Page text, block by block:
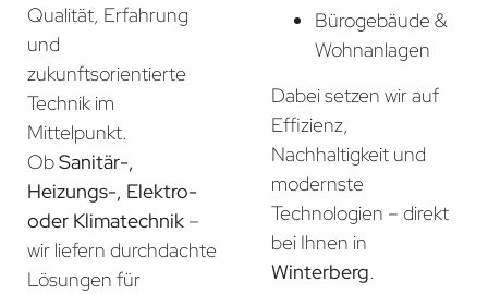
Qualität, Erfahrung
und
zukunftsorientierte
Technik im
Mittelpunkt.
ObSanitär-,
Heizungs-, Elektro-
oder Klimatechnik –
wir liefern durchdachte
Lösungen für
Bürogebäude &
Wohnanlagen
Dabei setzen wir auf
Effizienz,
Nachhaltigkeit und
modernste
Technologien – direkt
bei Ihnen in
Winterberg.